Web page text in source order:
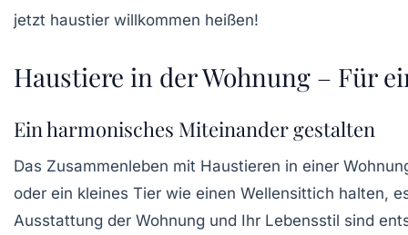
Haustiere in der Wohnung – Für
Ein harmonisches Miteinander gestalten
Das Zusammenleben mit Haustieren in einer
oder ein kleines Tier wie einen Wellensittich halten,
Ausstattung der Wohnung und Ihr Lebensstil sind